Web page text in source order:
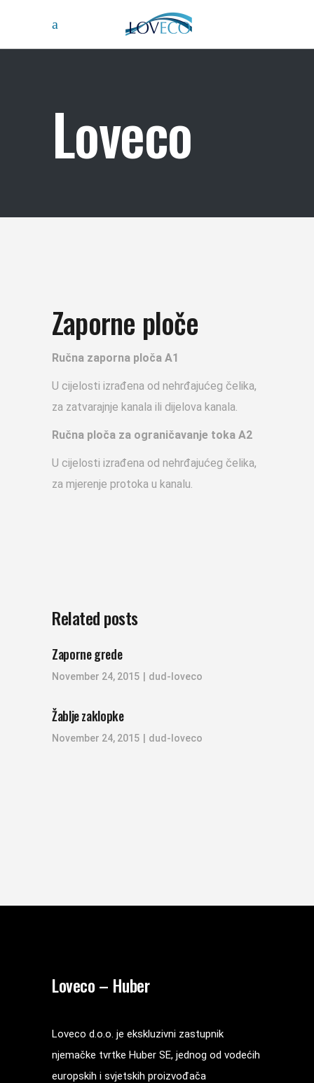
Loveco
Zaporne ploče
Ručna zaporna ploča A1
U cijelosti izrađena od nehrđajućeg čelika,
za zatvarajnje kanala ili dijelova kanala.
Ručna ploča za ograničavanje toka A2
U cijelosti izrađena od nehrđajućeg čelika,
za mjerenje protoka u kanalu.
Related posts
Zaporne grede
November 24, 2015 dud-loveco
Žablje zaklopke
November 24, 2015 dud-loveco
Loveco – Huber
Loveco d.o.o. je ekskluzivni zastupnik
njemačke tvrtke Huber SE, jednog od vodećih
europskih i svjetskih proizvođača